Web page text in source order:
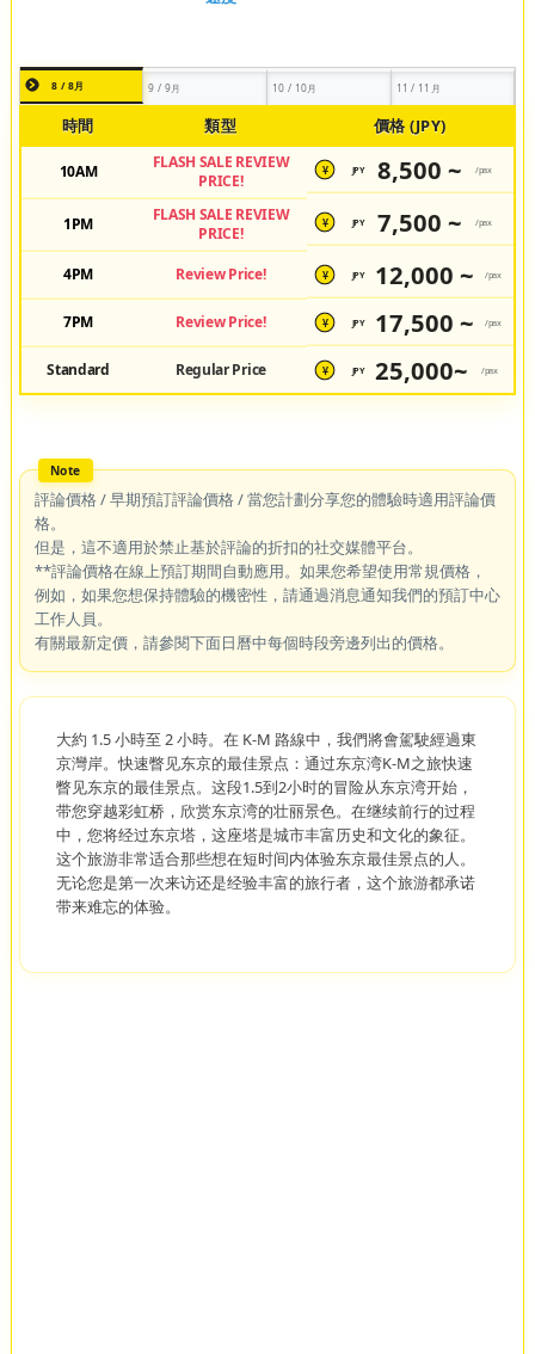
8 / 8月 9 / 9月 10 / 10月 11 / 11月
時間 類型 價格 (JPY)
10AM
FLASH SALE REVIEW
PRICE!
¥ JPY 8,500 ~ /pax
1PM
FLASH SALE REVIEW
PRICE!
¥ JPY 7,500 ~ /pax
4PM Review Price! ¥ JPY 12,000 ~ /pax
7PM Review Price! ¥ JPY 17,500 ~ /pax
Standard Regular Price ¥ JPY 25,000~ /pax
評論價格 / 早期預訂評論價格 / 當您計劃分享您的體驗時適用評論價
格。
但是，這不適用於禁止基於評論的折扣的社交媒體平台。
**評論價格在線上預訂期間自動應用。如果您希望使用常規價格，
例如，如果您想保持體驗的機密性，請通過消息通知我們的預訂中心
工作人員。
有關最新定價，請參閱下面日曆中每個時段旁邊列出的價格。
大約 1.5 小時至 2 小時。在 K-M 路線中，我們將會駕駛經過東
京灣岸。快速瞥见东京的最佳景点：通过东京湾K-M之旅快速
瞥见东京的最佳景点。这段1.5到2小时的冒险从东京湾开始，
带您穿越彩虹桥，欣赏东京湾的壮丽景色。在继续前行的过程
中，您将经过东京塔，这座塔是城市丰富历史和文化的象征。
这个旅游非常适合那些想在短时间内体验东京最佳景点的人。
无论您是第一次来访还是经验丰富的旅行者，这个旅游都承诺
带来难忘的体验。